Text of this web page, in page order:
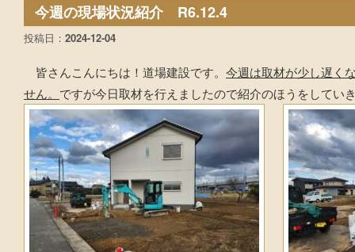
今週の現場状況紹介 R6.12.4
投稿日： 2024-12-04
皆さんこんにちは！道場建設です。 今週は取材が少し遅く
せん。 ですが今日取材を行えましたので紹介のほうをしてい